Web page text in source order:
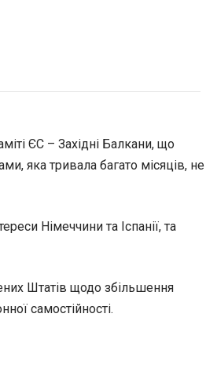
ЄС – Західні Балкани, що
яка тривала багато місяців, не
Німеччини та Іспанії, та
Штатів щодо збільшення
самостійності.